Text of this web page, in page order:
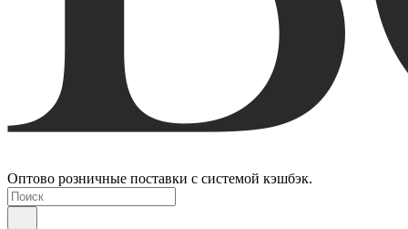
Оптово розничные поставки с системой кэшбэк.